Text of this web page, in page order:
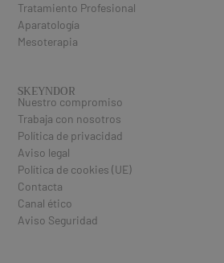
Tratamiento Profesional
Aparatología
Mesoterapia
SKEYNDOR
Nuestro compromiso
Trabaja con nosotros
Política de privacidad
Aviso legal
Política de cookies (UE)
Contacta
Canal ético
Aviso Seguridad